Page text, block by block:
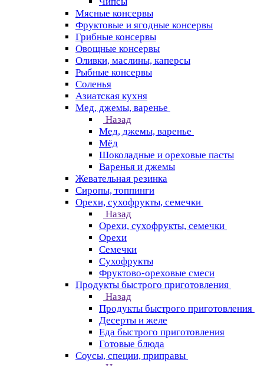
Мясные консервы
Фруктовые и ягодные консервы
Грибные консервы
Овощные консервы
Оливки, маслины, каперсы
Рыбные консервы
Соленья
Азиатская кухня
Мед, джемы, варенье
Назад
Мед, джемы, варенье
Мёд
Шоколадные и ореховые пасты
Варенья и джемы
Жевательная резинка
Сиропы, топпинги
Орехи, сухофрукты, семечки
Назад
Орехи, сухофрукты, семечки
Орехи
Семечки
Сухофрукты
Фруктово-ореховые смеси
Продукты быстрого приготовления
Назад
Продукты быстрого приготовления
Десерты и желе
Еда быстрого приготовления
Готовые блюда
Соусы, специи, приправы